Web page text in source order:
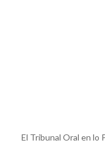
El Tribunal Oral en lo